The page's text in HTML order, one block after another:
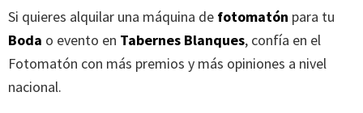
Si quieres alquilar una máquina de fotomatón para tu
Boda o evento en Tabernes Blanques, confía en el
Fotomatón con más premios y más opiniones a nivel
nacional.